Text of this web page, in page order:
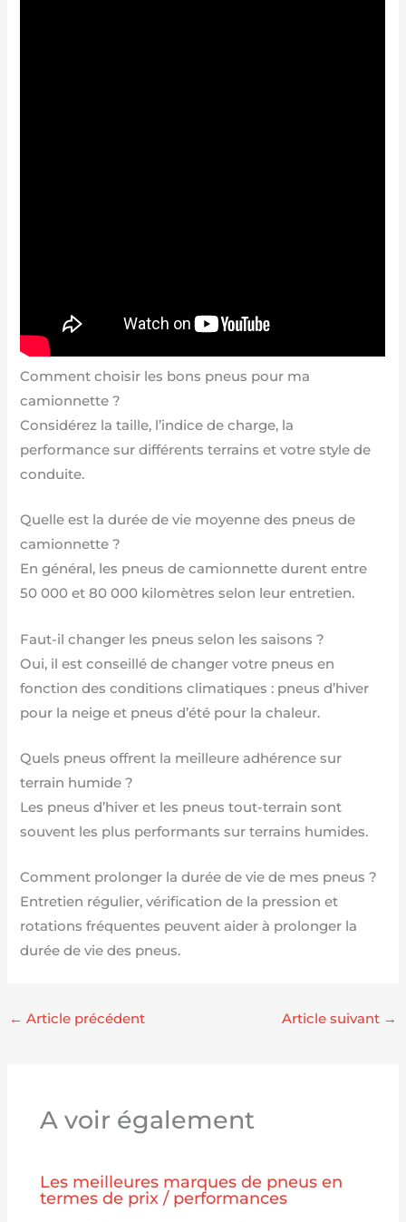
Comment choisir les bons pneus pour ma
camionnette ?
Considérez la taille, l’indice de charge, la
performance sur différents terrains et votre style de
conduite.
Quelle est la durée de vie moyenne des pneus de
camionnette ?
En général, les pneus de camionnette durent entre
50 000 et 80 000 kilomètres selon leur entretien.
Faut-il changer les pneus selon les saisons ?
Oui, il est conseillé de changer votre pneus en
fonction des conditions climatiques : pneus d’hiver
pour la neige et pneus d’été pour la chaleur.
Quels pneus offrent la meilleure adhérence sur
terrain humide ?
Les pneus d’hiver et les pneus tout-terrain sont
souvent les plus performants sur terrains humides.
Comment prolonger la durée de vie de mes pneus ?
Entretien régulier, vérification de la pression et
rotations fréquentes peuvent aider à prolonger la
durée de vie des pneus.
← Article précédent Article suivant →
A voir également
Les meilleures marques de pneus en
termes de prix / performances